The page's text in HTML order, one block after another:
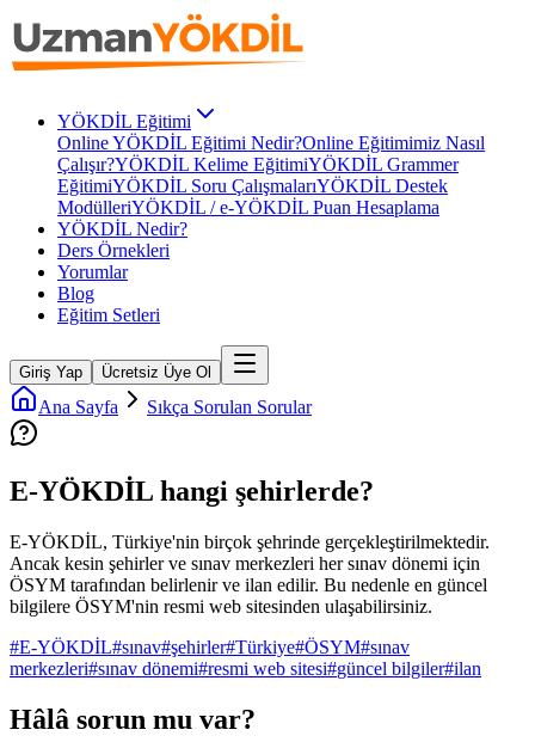
YÖKDİL Eğitimi
Online YÖKDİL Eğitimi Nedir?Online Eğitimimiz Nasıl
Çalışır?YÖKDİL Kelime EğitimiYÖKDİL Grammer
EğitimiYÖKDİL Soru ÇalışmalarıYÖKDİL Destek
ModülleriYÖKDİL / e-YÖKDİL Puan Hesaplama
YÖKDİL Nedir?
Ders Örnekleri
Yorumlar
Blog
Eğitim Setleri
Giriş Yap Ücretsiz Üye Ol
Ana Sayfa Sıkça Sorulan Sorular
E-YÖKDİL hangi şehirlerde?
E-YÖKDİL, Türkiye'nin birçok şehrinde gerçekleştirilmektedir.
Ancak kesin şehirler ve sınav merkezleri her sınav dönemi için
ÖSYM tarafından belirlenir ve ilan edilir. Bu nedenle en güncel
bilgilere ÖSYM'nin resmi web sitesinden ulaşabilirsiniz.
#E-YÖKDİL#sınav#şehirler#Türkiye#ÖSYM#sınav
merkezleri#sınav dönemi#resmi web sitesi#güncel bilgiler#ilan
Hâlâ sorun mu var?